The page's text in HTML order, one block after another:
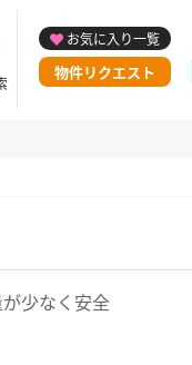
お気に入り一覧
物件リクエスト
少なく安全